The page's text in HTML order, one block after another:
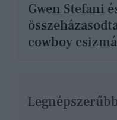
Gwen Stefani
cowboy